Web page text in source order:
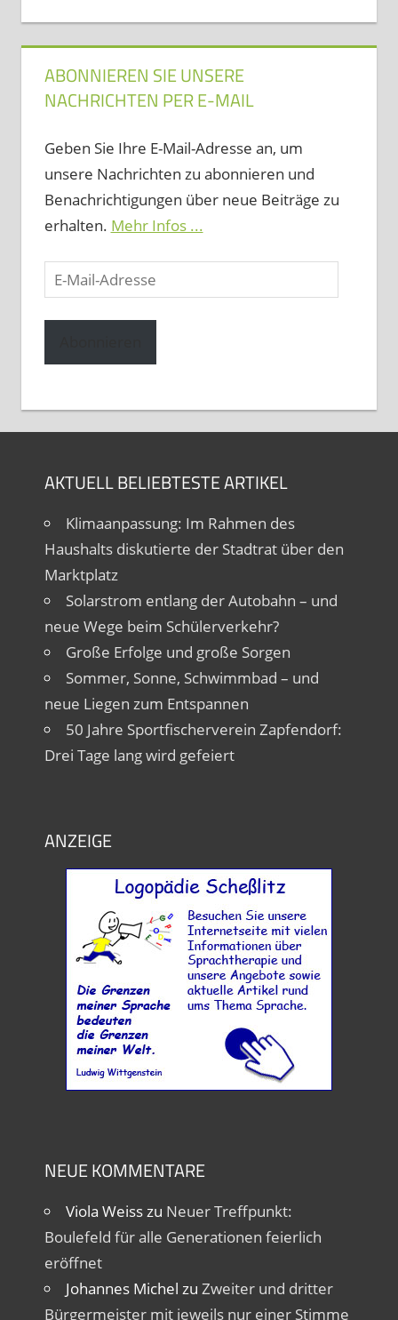
ABONNIEREN SIE UNSERE
NACHRICHTEN PER E-MAIL
Geben Sie Ihre E-Mail-Adresse an, um
unsere Nachrichten zu abonnieren und
Benachrichtigungen über neue Beiträge zu
erhalten. Mehr Infos ...
E-
Mail-
Adresse
AKTUELL BELIEBTESTE ARTIKEL
Klimaanpassung: Im Rahmen des
Haushalts diskutierte der Stadtrat über den
Marktplatz
Solarstrom entlang der Autobahn – und
neue Wege beim Schülerverkehr?
Große Erfolge und große Sorgen
Sommer, Sonne, Schwimmbad – und
neue Liegen zum Entspannen
50 Jahre Sportfischerverein Zapfendorf:
Drei Tage lang wird gefeiert
ANZEIGE
NEUE KOMMENTARE
Viola Weisszu Neuer Treffpunkt:
Boulefeld für alle Generationen feierlich
eröffnet
Johannes Michel zu Zweiter und dritter
Bürgermeister mit jeweils nur einer Stimme